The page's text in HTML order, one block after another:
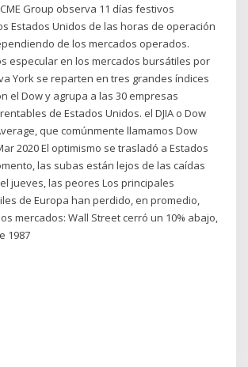
Group observa 11 días festivos
Estados Unidos de las horas de operación
de los mercados operados.
especular en los mercados bursátiles por
York se reparten en tres grandes índices
el Dow y agrupa a las 30 empresas
de Estados Unidos. el DJIA o Dow
que comúnmente llamamos Dow
2020 El optimismo se trasladó a Estados
las subas están lejos de las caídas
jueves, las peores Los principales
de Europa han perdido, en promedio,
mercados: Wall Street cerró un 10% abajo,
1987